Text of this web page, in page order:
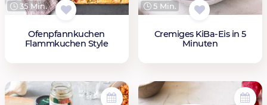
35 Min.
Ofenpfannkuchen
Flammkuchen Style
5 Min.
Cremiges KiBa-Eis in 5
Minuten